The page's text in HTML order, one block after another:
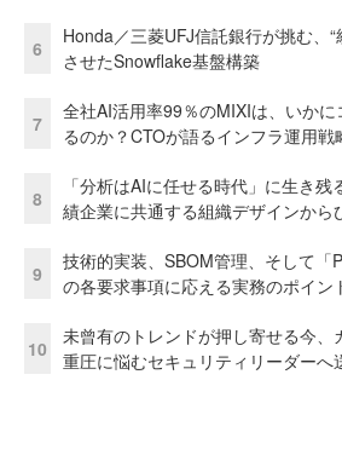
6
Honda／三菱UFJ信託銀行が挑む、“
させたSnowflake基盤構築
7
全社AI活用率99％のMIXIは、いか
るのか？CTOが語るインフラ運用戦
8
「分析はAIに任せる時代」に生き
績企業に共通する組織デザインから
9
技術的実装、SBOM管理、そして
の各要求事項に応える実務のポイン
10
未曾有のトレンドが押し寄せる今、
重圧に悩むセキュリティリーダーへ